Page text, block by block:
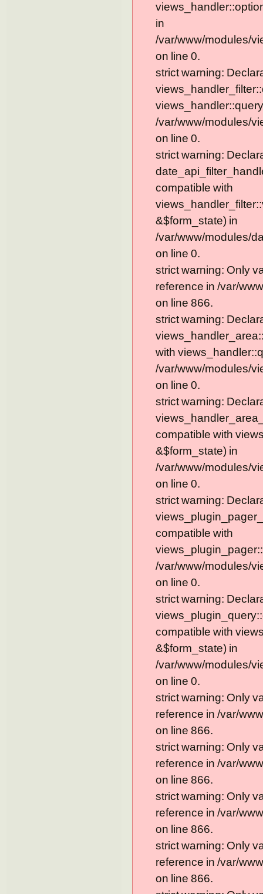
in
/var/www/modules/
on line 0.
strict warning:
/var/www/modules/
on line 0.
strict warning:
compatible with
&$form_state) in
/var/www/modules/
on line 0.
strict warning: Only
reference in /var/
on line 866.
strict warning:
with
/var/www/modules/
on line 0.
strict warning:
compatible with
&$form_state) in
/var/www/modules/
on line 0.
strict warning:
compatible with
/var/www/modules/
on line 0.
strict warning:
compatible with
&$form_state) in
/var/www/modules/
on line 0.
strict warning: Only
reference in /var/
on line 866.
strict warning: Only
reference in /var/
on line 866.
strict warning: Only
reference in /var/
on line 866.
strict warning: Only
reference in /var/
on line 866.